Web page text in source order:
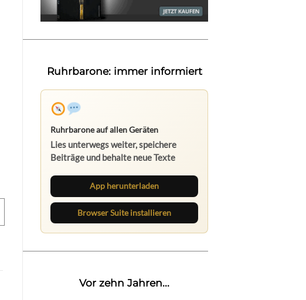
Ruhrbarone: immer informiert
Ruhrbarone auf allen Geräten
Lies unterwegs weiter, speichere
Beiträge und behalte neue Texte
App herunterladen
Browser Suite installieren
Vor zehn Jahren...